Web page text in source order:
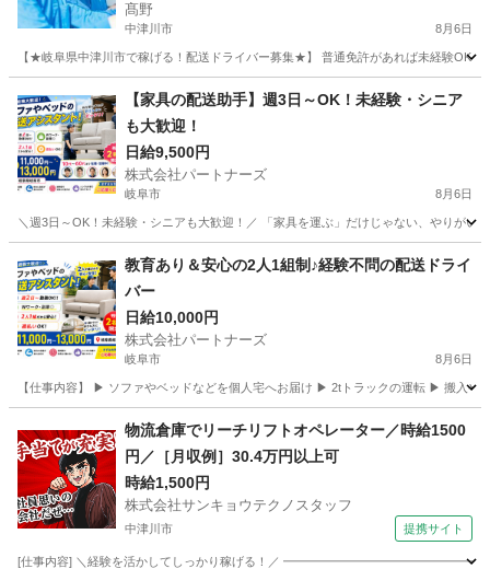
髙野
中津川市 8月6日
【★岐阜県中津川市で稼げる！配送ドライバー募集★】 普通免許があれば未経験OK
ドライバー Amazon
【家具の配送助手】週3日～OK！未経験・シニア
も大歓迎！
日給9,500円
株式会社パートナーズ
岐阜市 8月6日
＼週3日～OK！未経験・シニアも大歓迎！／ 「家具を運ぶ」だけじゃない、やりが
配送 助手
教育あり＆安心の2人1組制♪経験不問の配送ドライ
バー
日給10,000円
株式会社パートナーズ
岐阜市 8月6日
【仕事内容】 ▶ ソファやベッドなどを個人宅へお届け ▶ 2tトラックの運転 ▶ 搬入や
配送 給料
物流倉庫でリーチリフトオペレーター／時給1500
円／［月収例］30.4万円以上可
時給1,500円
株式会社サンキョウテクノスタッフ
中津川市 提携サイト
[仕事内容] ＼経験を活かしてしっかり稼げる！／ ━━━━━━━━━━━━━━━━━ ◎高時